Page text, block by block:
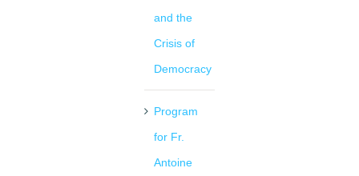
and the
Crisis of
Democracy
Program
for Fr.
Antoine